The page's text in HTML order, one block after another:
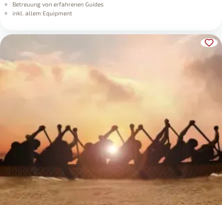
Betreuung von erfahrenen Guides
inkl. allem Equipment